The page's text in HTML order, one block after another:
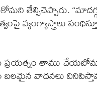
తేల్చిచెప్పారు.
వ్యంగ్యాస్త్రాలు
ప్రయత్నం తాము
వాదనలు